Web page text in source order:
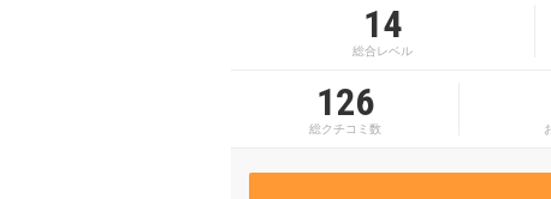
14
総合レベル
126
総クチコミ数